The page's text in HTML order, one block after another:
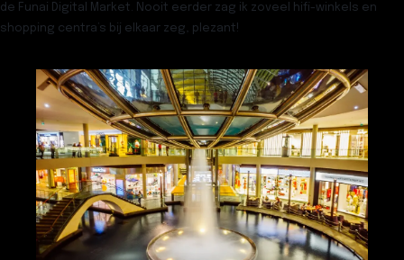
de Funai Digital Market. Nooit eerder zag ik zoveel hifi-winkels en
shopping centra’s bij elkaar zeg, plezant!